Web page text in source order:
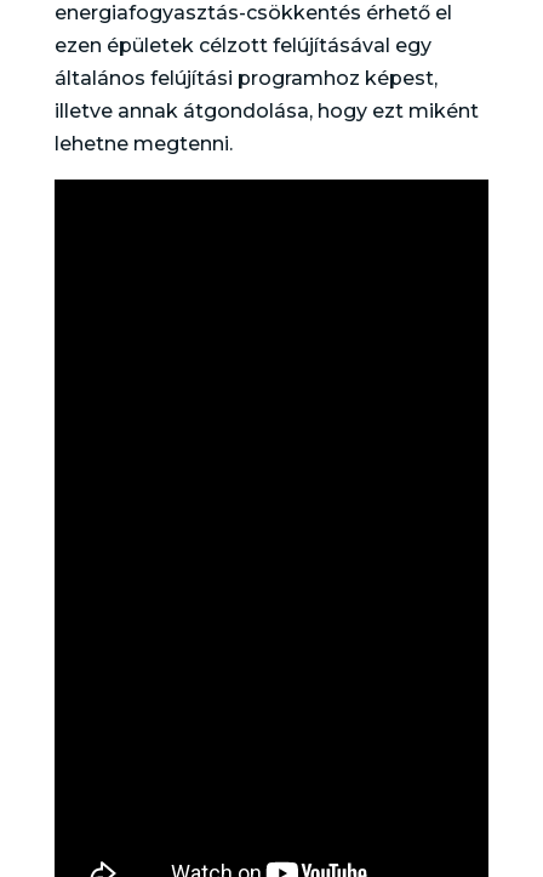
energiafogyasztás-csökkentés érhető el
ezen épületek célzott felújításával egy
általános felújítási programhoz képest,
illetve annak átgondolása, hogy ezt miként
lehetne megtenni.